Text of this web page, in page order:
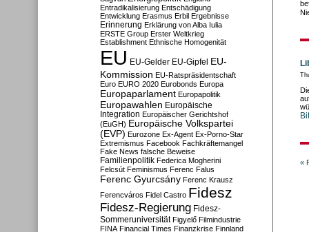
«
Entradikalisierung Entschädigung
Entwicklung Erasmus Erbil Ergebnisse
Erinnerung Erklärung von Alba Iulia
ERSTE Group Erster Weltkrieg
Establishment Ethnische Homogenität
EU EU-Gelder EU-Gipfel EU-
Kommission EU-Ratspräsidentschaft
Euro EURO 2020 Eurobonds Europa
Europaparlament Europapolitik
Europawahlen Europäische
Integration Europäischer Gerichtshof
(EuGH) Europäische Volkspartei
(EVP) Eurozone Ex-Agent Ex-Porno-Star
Extremismus Facebook Fachkräftemangel
Fake News falsche Beweise
Familienpolitik Federica Mogherini
Felcsút Feminismus Ferenc Falus
Ferenc Gyurcsány Ferenc Krausz
Ferencváros Fidel Castro Fidesz
Fidesz-Regierung Fidesz-
Sommeruniversität Figyelő Filmindustrie
FINA Financial Times Finanzkrise Finnland